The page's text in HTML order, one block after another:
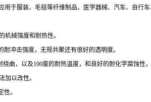
用于服装、毛毯等纤维制品、医学器械、汽车、自行
机械强度和耐热性。
冲击强度，无规共聚还有很好的透明度。
挠曲，以及100度的耐热温度，和良好的耐化学腐蚀性
加以改性。
。